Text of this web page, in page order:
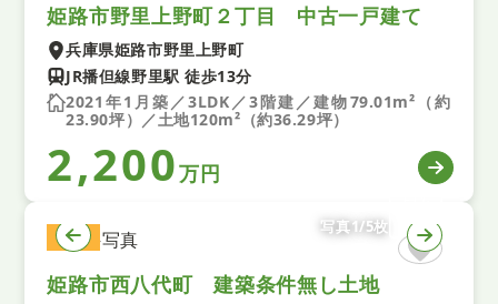
姫路市野里上野町２丁目 中古一戸建て
兵庫県姫路市野里上野町
JR播但線野里駅 徒歩13分
2021年1月築／3LDK／3階建／建物79.01m²（約
23.90坪）／土地120m²（約36.29坪）
2,200万円
土地
写真1/5枚
姫路市西八代町 建築条件無し土地